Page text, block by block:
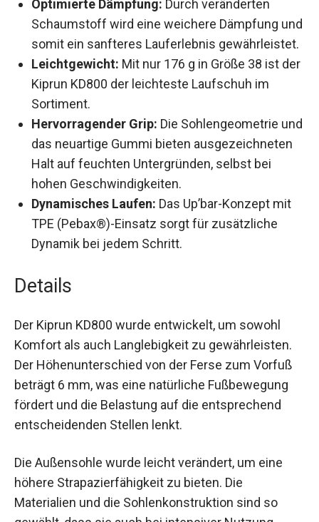
Schaumstoff wird eine weichere Dämpfung
und somit ein sanfteres Lauferlebnis
gewährleistet.
Leichtgewicht: Mit nur 176 g in Größe 38 ist
der Kiprun KD800 der leichteste Laufschuh im
Sortiment.
Hervorragender Grip: Die Sohlengeometrie
und das neuartige Gummi bieten
ausgezeichneten Halt auf feuchten
Untergründen, selbst bei hohen
Geschwindigkeiten.
Dynamisches Laufen: Das Up’bar-Konzept mit
TPE (Pebax®)-Einsatz sorgt für zusätzliche
Details
Der Kiprun KD800 wurde entwickelt, um sowohl
Komfort als auch Langlebigkeit zu gewährleisten.
Der Höhenunterschied von der Ferse zum Vorfuß
beträgt 6 mm, was eine natürliche Fußbewegung
fördert und die Belastung auf die entsprechend
entscheidenden Stellen lenkt.
Die Außensohle wurde leicht verändert, um eine
höhere Strapazierfähigkeit zu bieten. Die